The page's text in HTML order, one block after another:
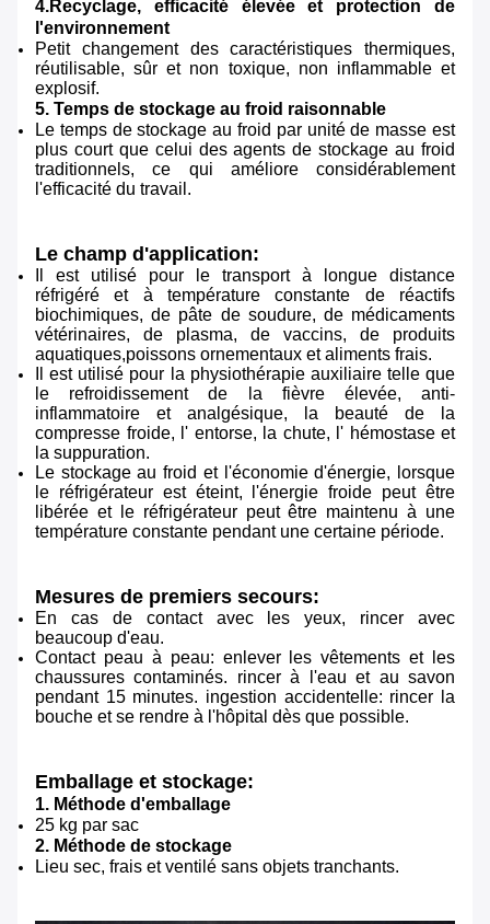
4.Recyclage, efficacité élevée et protection de
l'environnement
Petit changement des caractéristiques thermiques,
réutilisable, sûr et non toxique, non inflammable et
explosif.
5. Temps de stockage au froid raisonnable
Le temps de stockage au froid par unité de masse est
plus court que celui des agents de stockage au froid
traditionnels, ce qui améliore considérablement
l'efficacité du travail.
Le champ d'application:
Il est utilisé pour le transport à longue distance
réfrigéré et à température constante de réactifs
biochimiques, de pâte de soudure, de médicaments
vétérinaires, de plasma, de vaccins, de produits
aquatiques,poissons ornementaux et aliments frais.
Il est utilisé pour la physiothérapie auxiliaire telle que
le refroidissement de la fièvre élevée, anti-
inflammatoire et analgésique, la beauté de la
compresse froide, l' entorse, la chute, l' hémostase et
la suppuration.
Le stockage au froid et l'économie d'énergie, lorsque
le réfrigérateur est éteint, l'énergie froide peut être
libérée et le réfrigérateur peut être maintenu à une
température constante pendant une certaine période.
Mesures de premiers secours:
En cas de contact avec les yeux, rincer avec
beaucoup d'eau.
Contact peau à peau: enlever les vêtements et les
chaussures contaminés. rincer à l'eau et au savon
pendant 15 minutes. ingestion accidentelle: rincer la
bouche et se rendre à l'hôpital dès que possible.
Emballage et stockage:
1. Méthode d'emballage
25 kg par sac
2. Méthode de stockage
Lieu sec, frais et ventilé sans objets tranchants.